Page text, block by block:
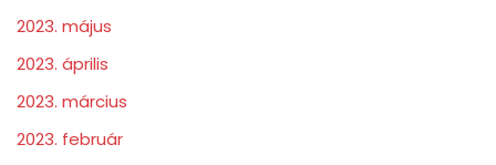
2023. május
2023. április
2023. március
2023. február